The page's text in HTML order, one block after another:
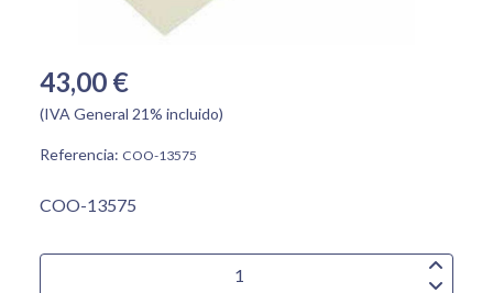
43,00 €
(IVA General 21% incluido)
Referencia: COO-13575
COO-13575